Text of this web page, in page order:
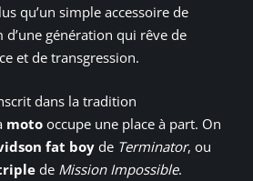
qu’un simple accessoire de
d’une génération qui rêve de
et de transgression.
dans la tradition
moto occupe une place à part. On
fat boy de Terminator, ou
de Mission Impossible.